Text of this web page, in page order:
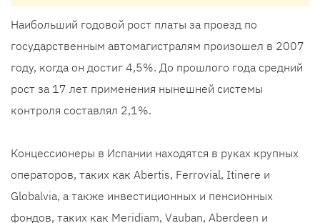
Наибольший годовой рост платы за проезд по
государственным автомагистралям произошел в 2007
году, когда он достиг 4,5%. До прошлого года средний
рост за 17 лет применения нынешней системы
контроля составлял 2,1%.
Концессионеры в Испании находятся в руках крупных
операторов, таких как Abertis, Ferrovial, Itinere и
Globalvia, а также инвестиционных и пенсионных
фондов, таких как Meridiam, Vauban, Aberdeen и